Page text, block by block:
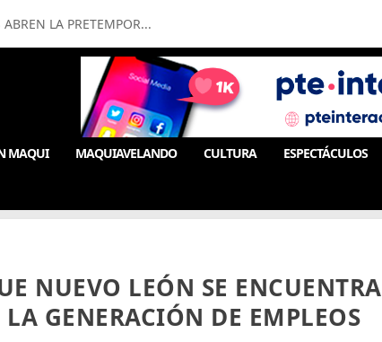
LA PRETEMPOR...
MAQUI MAQUIAVELANDO CULTURA ESPECTÁCULOS
NUEVO LEÓN SE ENCUENTRA
GENERACIÓN DE EMPLEOS